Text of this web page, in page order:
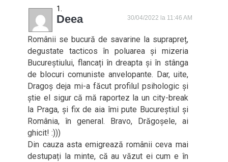
Deea 30/04/2022 la 11:46 AM
Românii se bucură de savarine la suprapreț,
degustate tacticos în poluarea și mizeria
Bucureștiului, flancați în dreapta și în stânga
de blocuri comuniste anvelopante. Dar, uite,
Dragoș deja mi-a făcut profilul psihologic și
știe el sigur că mă raportez la un city-break
la Praga, și fix de aia îmi pute Bucureștiul și
România, în general. Bravo, Drăgoșele, ai
ghicit! :)))
Din cauza asta emigrează românii ceva mai
destupați la minte, că au văzut ei cum e în